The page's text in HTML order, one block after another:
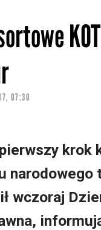
07:30
krok
narodowego
wczoraj